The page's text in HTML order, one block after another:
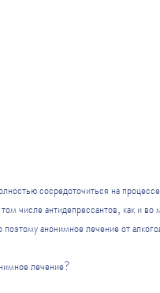
числе антидепрессантов, как и
анонимное лечение от
лечение?